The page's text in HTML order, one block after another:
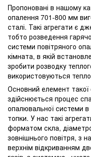
Пропоновані в нашому
опалення 701-800 мм
сталі. Такі агрегати є
тобто розведення
системи повітряного
кімната, в якій
зробити розводку
використовуються
Основний елемент
здійснюється процес
опалювальної системи в
топки. У нас такі
форматом скла,
зовнішнього повітря, з
верхнім відкриванням